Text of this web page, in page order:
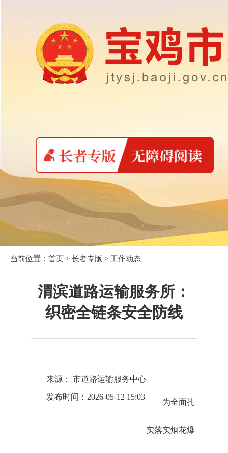
当前位置： 首页 > 长者专版 > 工作动态
渭滨道路运输服务所：
织密全链条安全防线
来源： 市道路运输服务中心
发布时间：2026-05-12 15:03
为全面扎
实落实烟花爆